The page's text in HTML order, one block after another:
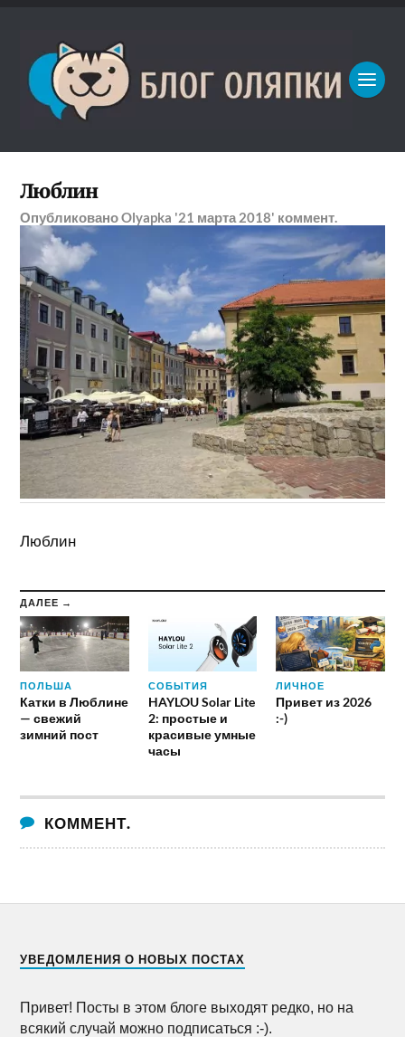
Люблин
ОпубликованоOlyapka '21 марта 2018' коммент.
Люблин
ДАЛЕЕ →
ПОЛЬША
Катки в Люблине
— свежий
зимний пост
СОБЫТИЯ
HAYLOU Solar Lite
2: простые и
красивые умные
часы
ЛИЧНОЕ
Привет из 2026
:-)
КОММЕНТ.
УВЕДОМЛЕНИЯ О НОВЫХ ПОСТАХ
Привет! Посты в этом блоге выходят редко, но на
всякий случай можно подписаться :-).